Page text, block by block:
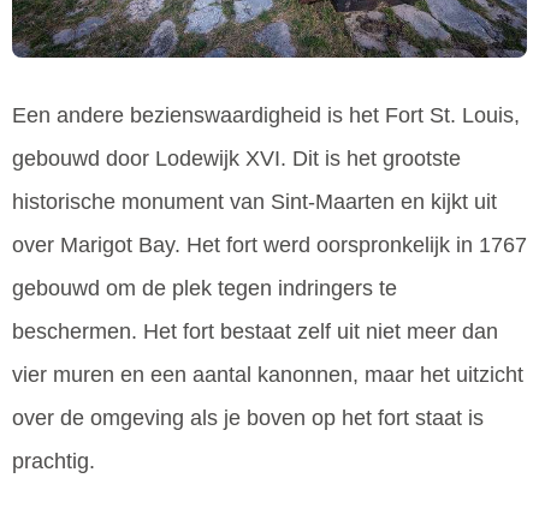
Een andere bezienswaardigheid is het Fort St. Louis,
gebouwd door Lodewijk XVI. Dit is het grootste
historische monument van Sint-Maarten en kijkt uit
over Marigot Bay. Het fort werd oorspronkelijk in 1767
gebouwd om de plek tegen indringers te
beschermen. Het fort bestaat zelf uit niet meer dan
vier muren en een aantal kanonnen, maar het uitzicht
over de omgeving als je boven op het fort staat is
prachtig.